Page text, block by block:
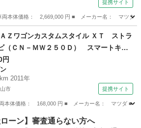
コントロール ＥＴＣ Ｂｌｕｅｔｏｏ
10.3）
提携サイト
本体価格： 2,669,000 円 ■ メーカー名： マツ
Ｚワゴンカスタムスタイル ＸＴ ストラ
（ＣＮ－ＭＷ２５０Ｄ） スマートキ
アキー 電動格納ミラー オートライ
ヘッドライト （車検整備付）
円
2011年
市 提携サイト
本体価格： 168,000 円 ■ メーカー名： マツダ ■
ンローン】審査通らない方へ